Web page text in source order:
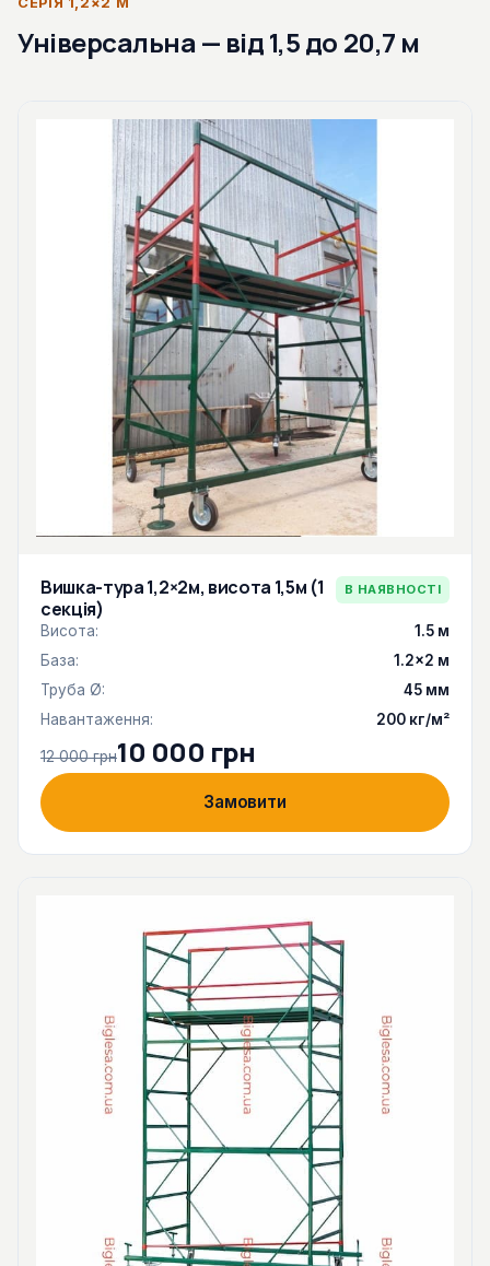
Універсальна — від 1,5 до 20,7 м
Вишка-тура 1,2×2м, висота 1,5м (1
секція)
В НАЯВНОСТІ
Висота:
1.5 м
База:
1.2×2 м
Труба Ø:
45 мм
Навантаження:
200 кг/м²
12 000 грн10 000 грн
Замовити